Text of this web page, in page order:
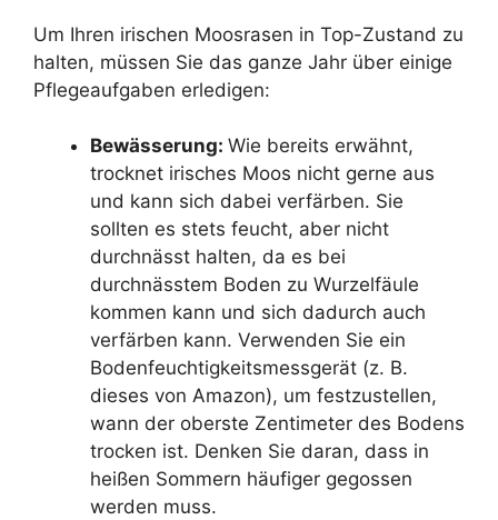
Um Ihren irischen Moosrasen in Top-Zustand zu
halten, müssen Sie das ganze Jahr über einige
Pflegeaufgaben erledigen:
Bewässerung: Wie bereits erwähnt,
trocknet irisches Moos nicht gerne aus
und kann sich dabei verfärben. Sie
sollten es stets feucht, aber nicht
durchnässt halten, da es bei
durchnässtem Boden zu Wurzelfäule
kommen kann und sich dadurch auch
verfärben kann. Verwenden Sie ein
Bodenfeuchtigkeitsmessgerät (z. B.
dieses von Amazon), um festzustellen,
wann der oberste Zentimeter des Bodens
trocken ist. Denken Sie daran, dass in
heißen Sommern häufiger gegossen
werden muss.